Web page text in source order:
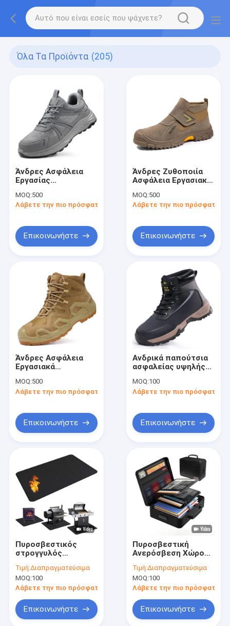
Όλα Τα Προϊόντα (205)
Άνδρες Ασφάλεια
Εργασίας
Παπούτσια
Αναπνευστικά
Πυροδοσία
Πυροδοσία
Πυροδοσία
MOQ:500
Λάβετε την πιο πρόσφατη τιμή
Επικοινωνήστε
Άνδρες Ζυθοποιία
Ασφάλεια Εργασιακά
Ανθεκτικά στη
θερμότητα από
αποσβεστική φθορά-
ανθεκτική άνετα
προστατευτικά
MOQ:500
Λάβετε την πιο πρόσφατη
Επικοινωνήστε
Άνδρες Ασφάλεια
Εργασιακά
Αποκλειστικό Αντι-
Στρίψιμο Αντι-
στην Φόρτιση
Κατασκευαστικά
τις εποχές
MOQ:500
Λάβετε την πιο πρόσφατη τιμή
Επικοινωνήστε
Ανδρικά παπούτσια
ασφαλείας υψηλής
Αδιάβροχα από
χάλυβα, ανθεκτικά
μαλακά
προστατευτικά
MOQ:100
Λάβετε την πιο πρόσφατη
Επικοινωνήστε
Πυροσβεστικός
στρογγυλός
μπάρμπεκιου &
Bonfire Pad με υγρή
σιλικόνη επικάλυψη
θερμότητα μάτ
μάρκα για πάτωμα
Τιμή:Διαπραγματεύσιμα
MOQ:100
Λάβετε την πιο πρόσφατη τιμή
Επικοινωνήστε
Πυροσβεστική
Ανερόσβεση Χώρος
εγγράφων Μεγάλης
χωρητικότητας Θήκη
αποθήκευσης
πιστοποιητικό
κλειδαριού &
Τιμή:Διαπραγματεύσιμα
MOQ:100
Λάβετε την πιο πρόσφατη
Επικοινωνήστε